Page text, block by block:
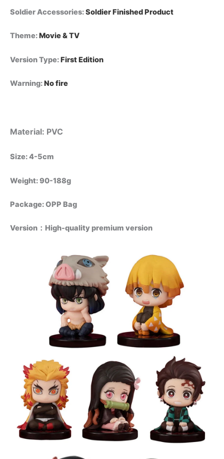
Soldier Accessories:Soldier Finished Product
Theme: Movie & TV
Version Type:First Edition
Warning:No fire
Material: PVC
Size: 4-5cm
Weight: 90-188g
Package: OPP Bag
Version：High-quality premium version